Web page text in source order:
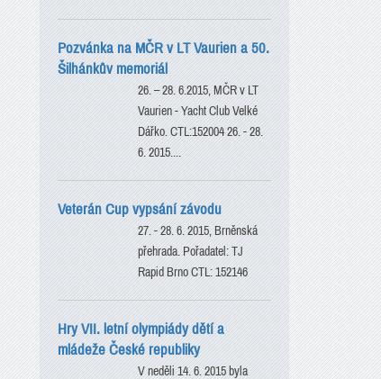
Pozvánka na MČR v LT Vaurien a 50.
Šilhánkův memoriál
26. – 28. 6.2015, MČR v LT
Vaurien - Yacht Club Velké
Dářko. CTL:152004 26. - 28.
6. 2015....
Veterán Cup vypsání závodu
27. - 28. 6. 2015, Brněnská
přehrada. Pořadatel: TJ
Rapid Brno CTL: 152146
Hry VII. letní olympiády dětí a
mládeže České republiky
V neděli 14. 6. 2015 byla